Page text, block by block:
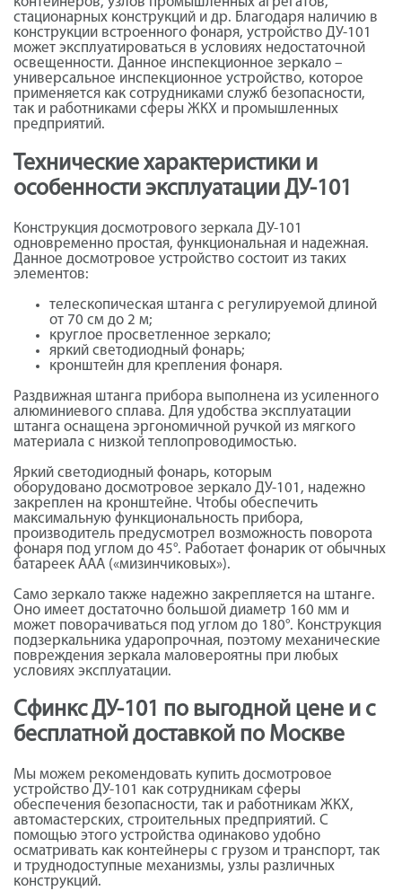
стационарных конструкций и др. Благодаря наличию в
конструкции встроенного фонаря, устройство ДУ-101
может эксплуатироваться в условиях недостаточной
освещенности. Данное инспекционное зеркало –
универсальное инспекционное устройство, которое
применяется как сотрудниками служб безопасности,
так и работниками сферы ЖКХ и промышленных
предприятий.
Технические характеристики и
особенности эксплуатации ДУ-101
Конструкция досмотрового зеркала ДУ-101
одновременно простая, функциональная и надежная.
Данное досмотровое устройство состоит из таких
элементов:
телескопическая штанга с регулируемой длиной
от 70 см до 2 м;
круглое просветленное зеркало;
яркий светодиодный фонарь;
кронштейн для крепления фонаря.
Раздвижная штанга прибора выполнена из усиленного
алюминиевого сплава. Для удобства эксплуатации
штанга оснащена эргономичной ручкой из мягкого
материала с низкой теплопроводимостью.
Яркий светодиодный фонарь, которым
оборудовано досмотровое зеркало ДУ-101, надежно
закреплен на кронштейне. Чтобы обеспечить
максимальную функциональность прибора,
производитель предусмотрел возможность поворота
фонаря под углом до 45°. Работает фонарик от обычных
батареек ААА («мизинчиковых»).
Само зеркало также надежно закрепляется на штанге.
Оно имеет достаточно большой диаметр 160 мм и
может поворачиваться под углом до 180°. Конструкция
подзеркальника ударопрочная, поэтому механические
повреждения зеркала маловероятны при любых
условиях эксплуатации.
Сфинкс ДУ-101 по выгодной цене и с
бесплатной доставкой по Москве
Мы можем рекомендовать купить досмотровое
устройство ДУ-101 как сотрудникам сферы
обеспечения безопасности, так и работникам ЖКХ,
автомастерских, строительных предприятий. С
помощью этого устройства одинаково удобно
осматривать как контейнеры с грузом и транспорт, так
и труднодоступные механизмы, узлы различных
конструкций.